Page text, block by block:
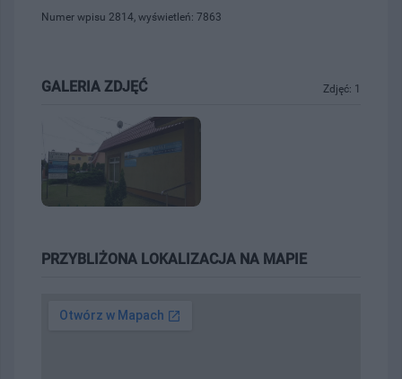
Numer wpisu 2814, wyświetleń: 7863
Zdjęć: 1
GALERIA ZDJĘĆ
PRZYBLIŻONA LOKALIZACJA NA MAPIE